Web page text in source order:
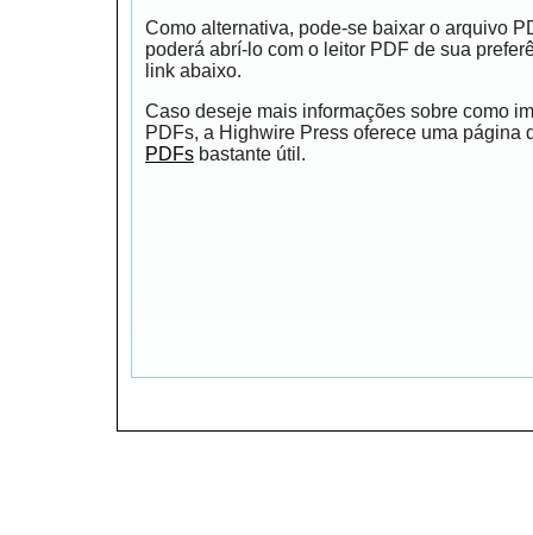
Como alternativa, pode-se baixar o arquivo
poderá abrí-lo com o leitor PDF de sua
link abaixo.
Caso deseje mais informações sobre como
PDFs, a Highwire Press oferece uma página
PDFs bastante útil.